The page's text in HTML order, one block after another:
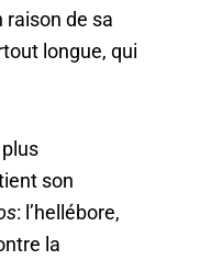
raison de sa
longue, qui
son
: l’hellébore,
la